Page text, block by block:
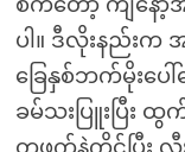
စကတော့ ကျနေ
ပါ။ ဒီလိုးနည်းက
ခြေနှစ်ဘက်မိုး
ခမ်သးပြူးပြီး
တဖက်နဲ့ကိုင်ပြီး လီ